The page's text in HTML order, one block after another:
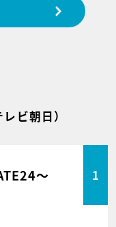
レビ朝日）
～ 1